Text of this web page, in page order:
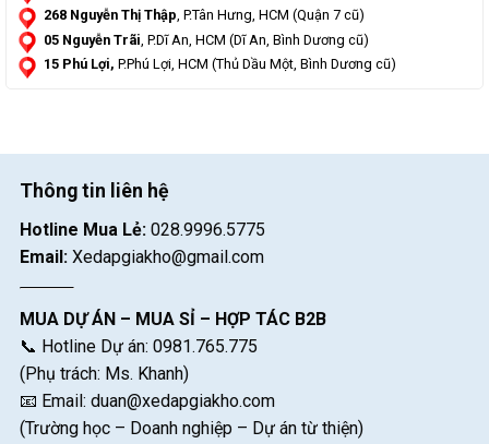
268 Nguyễn Thị Thập, P.Tân Hưng, HCM (Quận 7 cũ)
05 Nguyễn Trãi , P.Dĩ An, HCM (Dĩ An, Bình Dương cũ)
15 Phú Lợi, P.Phú Lợi, HCM (Thủ Dầu Một, Bình Dương cũ)
Thông tin liên hệ
Hotline Mua Lẻ: 028.9996.5775
Email: Xedapgiakho@gmail.com
MUA DỰ ÁN – MUA SỈ – HỢP TÁC B2B
📞 Hotline Dự án: 0981.765.775
(Phụ trách: Ms. Khanh)
📧 Email: duan@xedapgiakho.com
(Trường học – Doanh nghiệp – Dự án từ thiện)